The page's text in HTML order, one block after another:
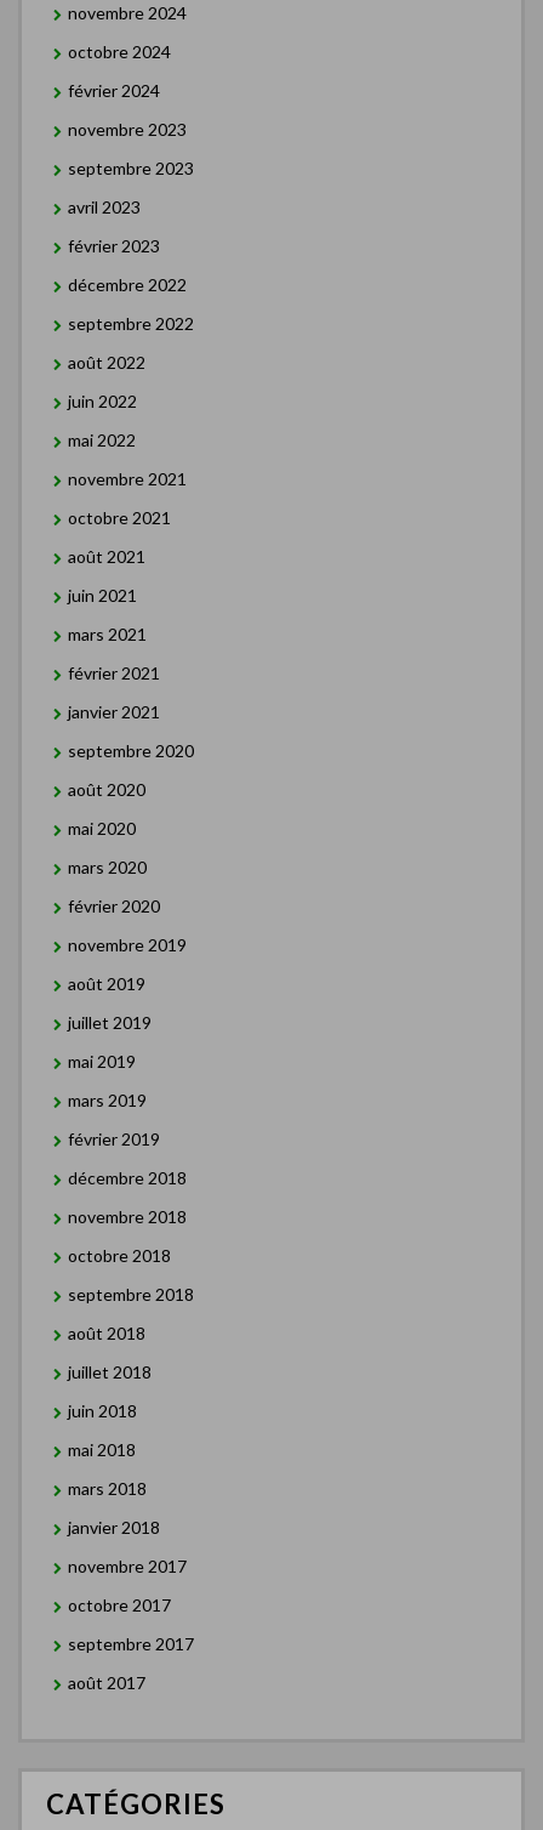
novembre 2024
octobre 2024
février 2024
novembre 2023
septembre 2023
avril 2023
février 2023
décembre 2022
septembre 2022
août 2022
juin 2022
mai 2022
novembre 2021
octobre 2021
août 2021
juin 2021
mars 2021
février 2021
janvier 2021
septembre 2020
août 2020
mai 2020
mars 2020
février 2020
novembre 2019
août 2019
juillet 2019
mai 2019
mars 2019
février 2019
décembre 2018
novembre 2018
octobre 2018
septembre 2018
août 2018
juillet 2018
juin 2018
mai 2018
mars 2018
janvier 2018
novembre 2017
octobre 2017
septembre 2017
août 2017
CATÉGORIES